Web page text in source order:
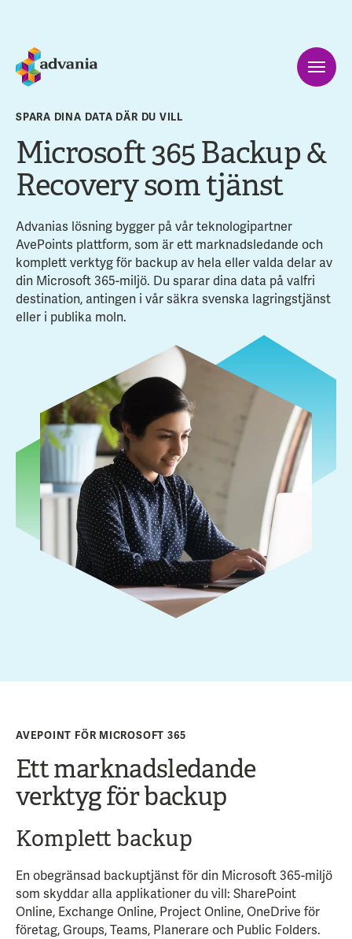
SPARA DINA DATA DÄR DU VILL
Microsoft 365 Backup &
Recovery som tjänst
Advanias lösning bygger på vår teknologipartner
AvePoints plattform, som är ett marknadsledande och
komplett verktyg för backup av hela eller valda delar av
din Microsoft 365-miljö. Du sparar dina data på valfri
destination, antingen i vår säkra svenska lagringstjänst
eller i publika moln.
AVEPOINT FÖR MICROSOFT 365
Ett marknadsledande
verktyg för backup
Komplett backup
En obegränsad backuptjänst för din Microsoft 365-miljö
som skyddar alla applikationer du vill: SharePoint
Online, Exchange Online, Project Online, OneDrive för
företag, Groups, Teams, Planerare och Public Folders.